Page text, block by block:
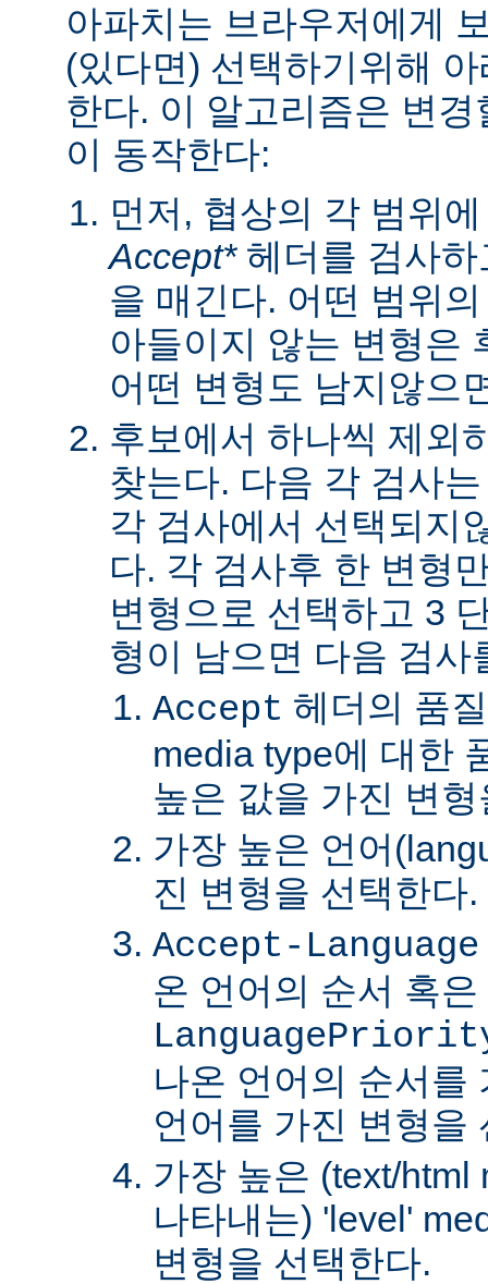
아파치는 브라우저에게
(있다면) 선택하기위해
한다. 이 알고리즘은 변
이 동작한다:
먼저, 협상의 각 범위
Accept*헤더를 검사하
을 매긴다. 어떤 범위
아들이지 않는 변형은
어떤 변형도 남지않으
후보에서 하나씩 제외
찾는다. 다음 각 검사
각 검사에서 선택되지
다. 각 검사후 한 변형
변형으로 선택하고 3
형이 남으면 다음 검사
Accept 헤더의 품
media type에 대한
높은 값을 가진 변
가장 높은 언어
진 변형을 선택한다.
Accept-Language
온 언어의 순서 혹은
나온 언어의 순서를
언어를 가진 변형을
가장 높은 (text/html
나타내는) 'level'
변형을 선택한다.